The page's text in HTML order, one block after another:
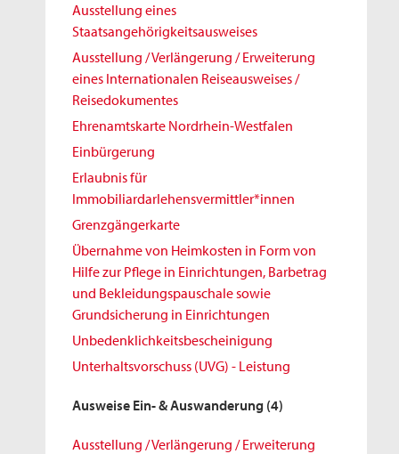
Ausstellung eines
Staatsangehörigkeitsausweises
Ausstellung / Verlängerung / Erweiterung
eines Internationalen Reiseausweises /
Reisedokumentes
Ehrenamtskarte Nordrhein-Westfalen
Einbürgerung
Erlaubnis für
Immobiliardarlehensvermittler*innen
Grenzgängerkarte
Übernahme von Heimkosten in Form von
Hilfe zur Pflege in Einrichtungen, Barbetrag
und Bekleidungspauschale sowie
Grundsicherung in Einrichtungen
Unbedenklichkeitsbescheinigung
Unterhaltsvorschuss (UVG) - Leistung
Ausweise Ein- & Auswanderung (4)
Ausstellung / Verlängerung / Erweiterung